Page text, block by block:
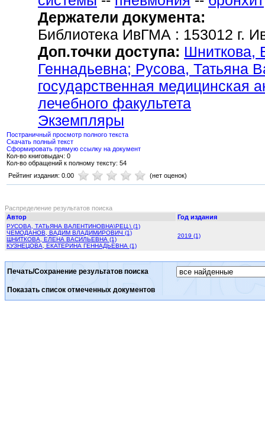
Держатели документа:
Библиотека ИвГМА : 153012 г.
Доп.точки доступа: Шниткова,
Геннадьевна; Русова, Татьяна
государственная медицинская
лечебного факультета
Экземпляры
Постраничный просмотр полного текста
Скачать полный текст
Сформировать прямую ссылку на документ
Кол-во книговыдач: 0
Кол-во обращений к полному тексту: 54
Рейтинг издания: 0.00
(нет оценок)
Распределение результатов поиска
Автор
Год издания
РУСОВА, ТАТЬЯНА ВАЛЕНТИНОВНА\РЕЦ.\ (1)
ЧЕМОДАНОВ, ВАДИМ ВЛАДИМИРОВИЧ (1)
ШНИТКОВА, ЕЛЕНА ВАСИЛЬЕВНА (1)
КУЗНЕЦОВА, ЕКАТЕРИНА ГЕННАДЬЕВНА (1)
2019 (1)
Печать/Сохранение результатов поиска
Показать список отмеченных документов